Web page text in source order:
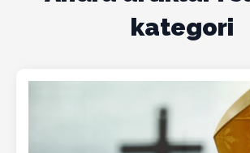
kategori